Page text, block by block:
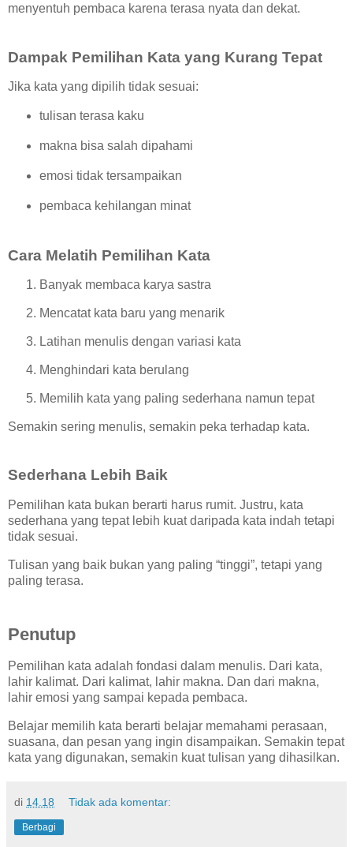
menyentuh pembaca karena terasa nyata dan dekat.
Dampak Pemilihan Kata yang Kurang Tepat
Jika kata yang dipilih tidak sesuai:
tulisan terasa kaku
makna bisa salah dipahami
emosi tidak tersampaikan
pembaca kehilangan minat
Cara Melatih Pemilihan Kata
Banyak membaca karya sastra
Mencatat kata baru yang menarik
Latihan menulis dengan variasi kata
Menghindari kata berulang
Memilih kata yang paling sederhana namun tepat
Semakin sering menulis, semakin peka terhadap kata.
Sederhana Lebih Baik
Pemilihan kata bukan berarti harus rumit. Justru, kata
sederhana yang tepat lebih kuat daripada kata indah tetapi
tidak sesuai.
Tulisan yang baik bukan yang paling “tinggi”, tetapi yang
paling terasa.
Penutup
Pemilihan kata adalah fondasi dalam menulis. Dari kata,
lahir kalimat. Dari kalimat, lahir makna. Dan dari makna,
lahir emosi yang sampai kepada pembaca.
Belajar memilih kata berarti belajar memahami perasaan,
suasana, dan pesan yang ingin disampaikan. Semakin tepat
kata yang digunakan, semakin kuat tulisan yang dihasilkan.
di 14.18 Tidak ada komentar:
Berbagi